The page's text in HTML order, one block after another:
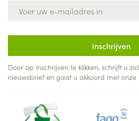
Inschrijven
Door op inschrijven te klikken, schrijft u
nieuwsbrief en gaat u akkoord met onze